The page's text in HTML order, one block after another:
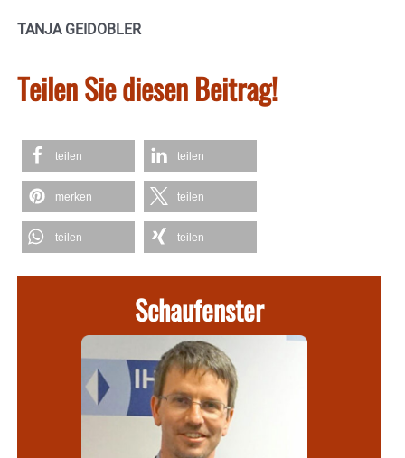
TANJA GEIDOBLER
Teilen Sie diesen Beitrag!
teilen teilen
merken teilen
teilen teilen
Schaufenster